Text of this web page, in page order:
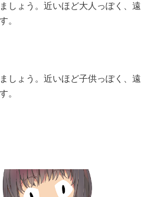
しょう。近いほど大人っぽく、遠
。
しょう。近いほど子供っぽく、遠
。